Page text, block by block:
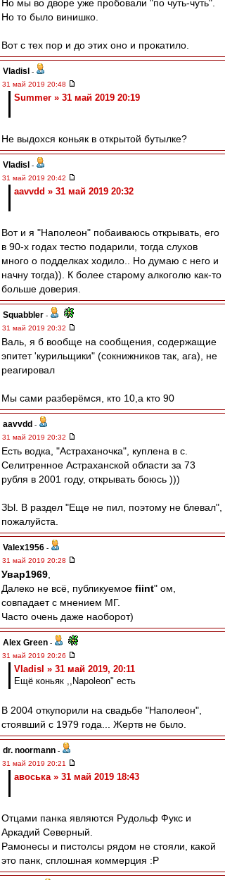
Но мы во дворе уже пробовали "по чуть-чуть".
Но то было винишко.
Вот с тех пор и до этих оно и прокатило.
Vladisl
-
31 май 2019 20:48
Summer » 31 май 2019 20:19
Не выдохся коньяк в открытой бутылке?
Vladisl
-
31 май 2019 20:42
aavvdd » 31 май 2019 20:32
Вот и я "Наполеон" побаиваюсь открывать, его
в 90-х годах тестю подарили, тогда слухов
много о подделках ходило.. Но думаю с него и
начну тогда)). К более старому алкоголю как-то
больше доверия.
Squabbler -
31 май 2019 20:32
Валь, я б вообще на сообщения, содержащие
эпитет 'курильщики" (сокнижников так, ага), не
реагировал
Мы сами разберёмся, кто 10,а кто 90
aavvdd -
31 май 2019 20:32
Есть водка, "Астраханочка", куплена в с.
Селитренное Астраханской области за 73
рубля в 2001 году, открывать боюсь )))
ЗЫ. В раздел "Еще не пил, поэтому не блевал",
пожалуйста.
Valex1956 -
31 май 2019 20:28
Увар1969
Далеко не всё, публикуемое fiint" ом,
совпадает с мнением МГ.
Часто очень даже наоборот)
Alex Green -
31 май 2019 20:26
Vladisl » 31 май 2019, 20:11
Ещё коньяк ,,Napoleon" есть
В 2004 откупорили на свадьбе "Наполеон",
стоявший с 1979 года... Жертв не было.
dr. noormann -
31 май 2019 20:21
авоська » 31 май 2019 18:43
Отцами панка являются Рудольф Фукс и
Аркадий Северный.
Рамонесы и пистолсы рядом не стояли, какой
это панк, сплошная коммерция :P